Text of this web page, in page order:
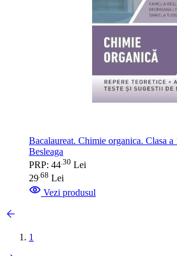
Bacalaureat. Chimie organica. Clasa a
Besleaga
PRP: 44 30 Lei
29 68 Lei
Vezi produsul
1